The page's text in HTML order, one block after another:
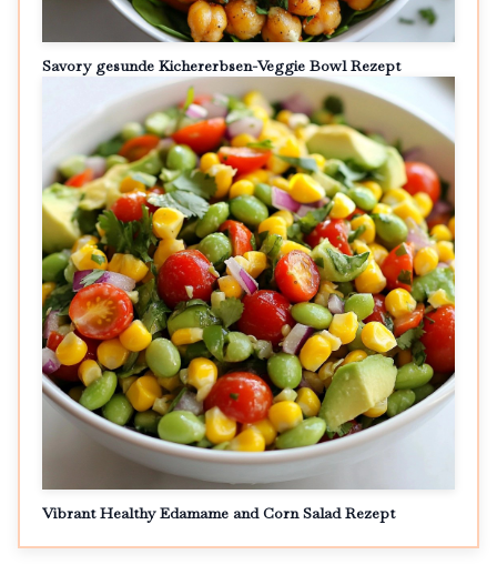
Savory gesunde Kichererbsen-Veggie Bowl Rezept
Vibrant Healthy Edamame and Corn Salad Rezept